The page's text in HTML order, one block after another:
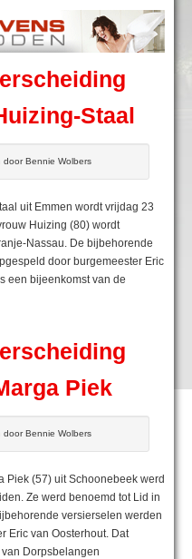
Staal
Bennie Wolbers
uit Emmen wordt vrijdag 23
Huizing (80) wordt
Nassau. De bijbehorende
door burgemeester Eric
een bijeenkomst van de
Piek
Bennie Wolbers
Piek (57) uit Schoonebeek werd
Ze werd benoemd tot Lid in
versierselen werden
Eric van Oosterhout. Dat
Dorpsbelangen